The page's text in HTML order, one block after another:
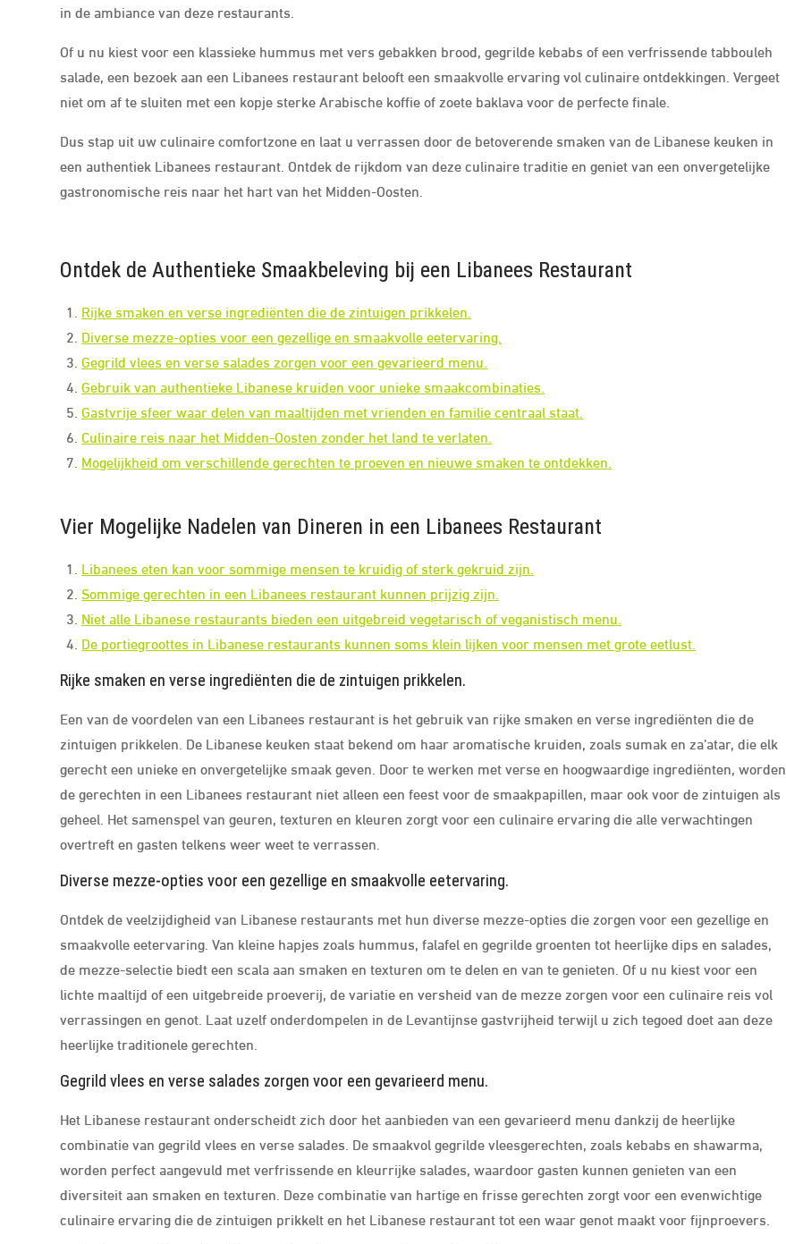
in de ambiance van deze restaurants.
Of u nu kiest voor een klassieke hummus met vers gebakken brood, gegrilde kebabs of een verfrissende tabbouleh
salade, een bezoek aan een Libanees restaurant belooft een smaakvolle ervaring vol culinaire ontdekkingen. Vergeet
niet om af te sluiten met een kopje sterke Arabische koffie of zoete baklava voor de perfecte finale.
Dus stap uit uw culinaire comfortzone en laat u verrassen door de betoverende smaken van de Libanese keuken in
een authentiek Libanees restaurant. Ontdek de rijkdom van deze culinaire traditie en geniet van een onvergetelijke
gastronomische reis naar het hart van het Midden-Oosten.
Ontdek de Authentieke Smaakbeleving bij een Libanees Restaurant
Rijke smaken en verse ingrediënten die de zintuigen prikkelen.
Diverse mezze-opties voor een gezellige en smaakvolle eetervaring.
Gegrild vlees en verse salades zorgen voor een gevarieerd menu.
Gebruik van authentieke Libanese kruiden voor unieke smaakcombinaties.
Gastvrije sfeer waar delen van maaltijden met vrienden en familie centraal staat.
Culinaire reis naar het Midden-Oosten zonder het land te verlaten.
Mogelijkheid om verschillende gerechten te proeven en nieuwe smaken te ontdekken.
Vier Mogelijke Nadelen van Dineren in een Libanees Restaurant
Libanees eten kan voor sommige mensen te kruidig of sterk gekruid zijn.
Sommige gerechten in een Libanees restaurant kunnen prijzig zijn.
Niet alle Libanese restaurants bieden een uitgebreid vegetarisch of veganistisch menu.
De portiegroottes in Libanese restaurants kunnen soms klein lijken voor mensen met grote eetlust.
Rijke smaken en verse ingrediënten die de zintuigen prikkelen.
Een van de voordelen van een Libanees restaurant is het gebruik van rijke smaken en verse ingrediënten die de
zintuigen prikkelen. De Libanese keuken staat bekend om haar aromatische kruiden, zoals sumak en za’atar, die elk
gerecht een unieke en onvergetelijke smaak geven. Door te werken met verse en hoogwaardige ingrediënten, worden
de gerechten in een Libanees restaurant niet alleen een feest voor de smaakpapillen, maar ook voor de zintuigen als
geheel. Het samenspel van geuren, texturen en kleuren zorgt voor een culinaire ervaring die alle verwachtingen
overtreft en gasten telkens weer weet te verrassen.
Diverse mezze-opties voor een gezellige en smaakvolle eetervaring.
Ontdek de veelzijdigheid van Libanese restaurants met hun diverse mezze-opties die zorgen voor een gezellige en
smaakvolle eetervaring. Van kleine hapjes zoals hummus, falafel en gegrilde groenten tot heerlijke dips en salades,
de mezze-selectie biedt een scala aan smaken en texturen om te delen en van te genieten. Of u nu kiest voor een
lichte maaltijd of een uitgebreide proeverij, de variatie en versheid van de mezze zorgen voor een culinaire reis vol
verrassingen en genot. Laat uzelf onderdompelen in de Levantijnse gastvrijheid terwijl u zich tegoed doet aan deze
heerlijke traditionele gerechten.
Gegrild vlees en verse salades zorgen voor een gevarieerd menu.
Het Libanese restaurant onderscheidt zich door het aanbieden van een gevarieerd menu dankzij de heerlijke
combinatie van gegrild vlees en verse salades. De smaakvol gegrilde vleesgerechten, zoals kebabs en shawarma,
worden perfect aangevuld met verfrissende en kleurrijke salades, waardoor gasten kunnen genieten van een
diversiteit aan smaken en texturen. Deze combinatie van hartige en frisse gerechten zorgt voor een evenwichtige
culinaire ervaring die de zintuigen prikkelt en het Libanese restaurant tot een waar genot maakt voor fijnproevers.